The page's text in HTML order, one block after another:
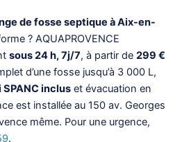
de fosse septique à Aix-en-
? AQUAPROVENCE
sous 24 h, 7j/7, à partir de 299 €
d’une fosse jusqu’à 3 000 L,
inclus et évacuation en
est installée au 150 av. Georges
même. Pour une urgence,
.